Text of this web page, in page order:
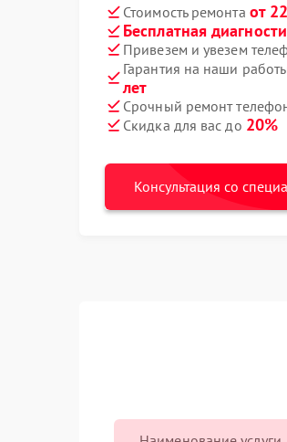
Стоимость ремонта от
Бесплатная
Привезем и увезем
Гарантия на наши
лет
Срочный ремонт
Скидка для вас до 20%
Консультация со